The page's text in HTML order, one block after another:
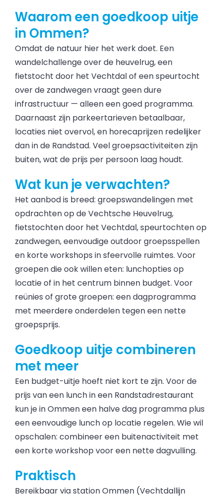
Waarom een goedkoop uitje
in Ommen?
Omdat de natuur hier het werk doet. Een
wandelchallenge over de heuvelrug, een
fietstocht door het Vechtdal of een speurtocht
over de zandwegen vraagt geen dure
infrastructuur — alleen een goed programma.
Daarnaast zijn parkeertarieven betaalbaar,
locaties niet overvol, en horecaprijzen redelijker
dan in de Randstad. Veel groepsactiviteiten zijn
buiten, wat de prijs per persoon laag houdt.
Wat kun je verwachten?
Het aanbod is breed: groepswandelingen met
opdrachten op de Vechtsche Heuvelrug,
fietstochten door het Vechtdal, speurtochten op
zandwegen, eenvoudige outdoor groepsspellen
en korte workshops in sfeervolle ruimtes. Voor
groepen die ook willen eten: lunchopties op
locatie of in het centrum binnen budget. Voor
reünies of grote groepen: een dagprogramma
met meerdere onderdelen tegen een nette
groepsprijs.
Goedkoop uitje combineren
met meer
Een budget-uitje hoeft niet kort te zijn. Voor de
prijs van een lunch in een Randstadrestaurant
kun je in Ommen een halve dag programma plus
een eenvoudige lunch op locatie regelen. Wie wil
opschalen: combineer een buitenactiviteit met
een korte workshop voor een nette dagvulling.
Praktisch
Bereikbaar via station Ommen (Vechtdallijn